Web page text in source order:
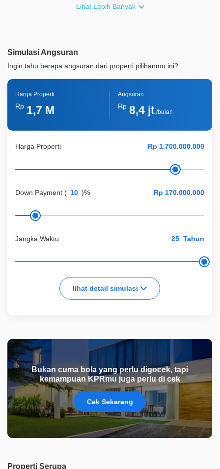
ID Properti
Lihat Lebih Banyak
Simulasi Angsuran
Ingin tahu berapa angsuran dari properti pilihanmu ini?
Harga Properti
Down Payment ( )%
Jangka Waktu Tahun
lihat detail simulasi
Harga Properti
Rp 1,7 M
Angsuran
Rp 8,4 jt/bulan
Bukan cuma bola yang perlu digocek, tapi
kemampuan KPRmu juga perlu di cek
Cek Sekarang
Properti Serupa